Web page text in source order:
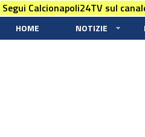
Segui Calcionapoli24TV sul
HOME NOTIZIE